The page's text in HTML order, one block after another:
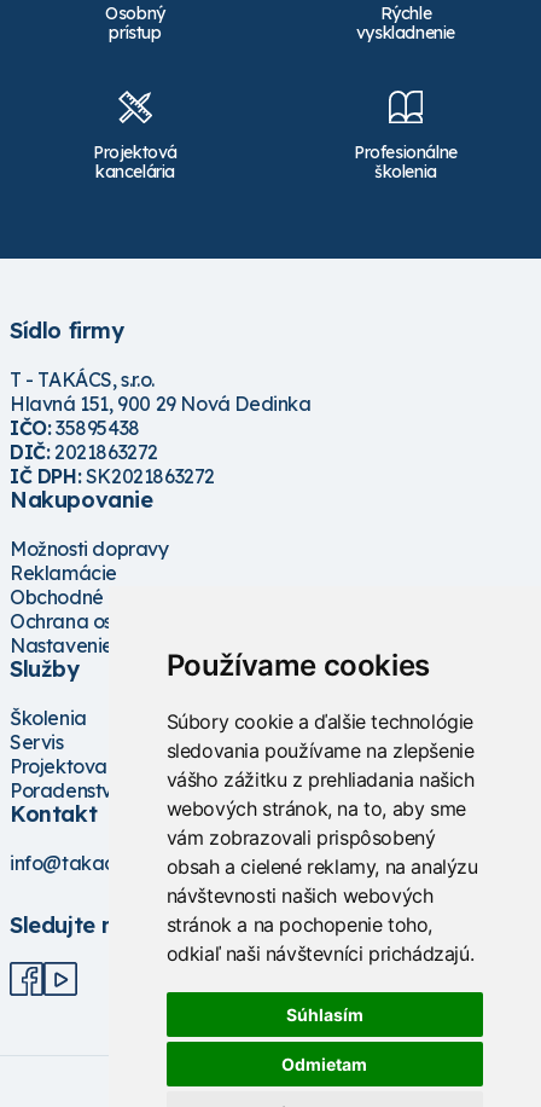
Používame cookies
Súbory cookie a ďalšie technológie
sledovania používame na zlepšenie
vášho zážitku z prehliadania našich
webových stránok, na to, aby sme
vám zobrazovali prispôsobený
obsah a cielené reklamy, na analýzu
návštevnosti našich webových
stránok a na pochopenie toho,
odkiaľ naši návštevníci prichádzajú.
Súhlasím
Odmietam
Osobný
prístup
Rýchle
vyskladnenie
Projektová
kancelária
Profesionálne
školenia
Sídlo firmy
T - TAKÁCS, s.r.o.
Hlavná 151, 900 29 Nová Dedinka
IČO:35895438
DIČ:2021863272
IČ DPH:SK2021863272
Nakupovanie
Možnosti dopravy
Reklamácie
Obchodné podmienky
Ochrana osobných údajov
Nastavenie cookies
Služby
Školenia
Servis
Projektovanie
Poradenstvo
Kontakt
info@takacs.sk
Sledujte nás